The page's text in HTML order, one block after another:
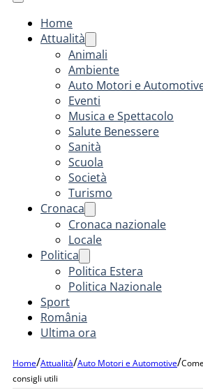
Home
Attualità
Animali
Ambiente
Auto Motori e
Eventi
Musica e Spettacolo
Salute Benessere
Sanità
Scuola
Società
Turismo
Cronaca
Cronaca nazionale
Locale
Politica
Politica Estera
Politica Nazionale
Sport
România
Ultima ora
Home/Attualità/Auto Motori e Automotive/
consigli utili